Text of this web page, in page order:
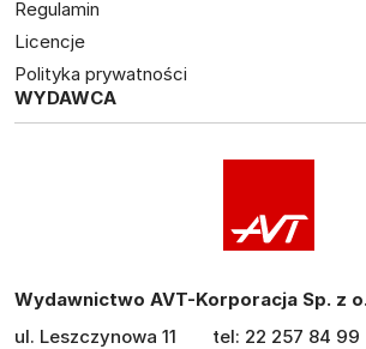
Regulamin
Licencje
Polityka prywatności
WYDAWCA
Wydawnictwo AVT-Korporacja Sp. z
ul. Leszczynowa 11
tel: 22 257 84 99